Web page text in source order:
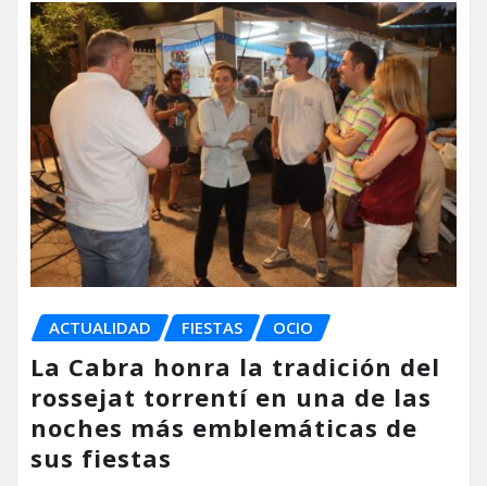
ACTUALIDAD FIESTAS OCIO
La Cabra honra la tradición del
rossejat torrentí en una de las
noches más emblemáticas de
sus fiestas